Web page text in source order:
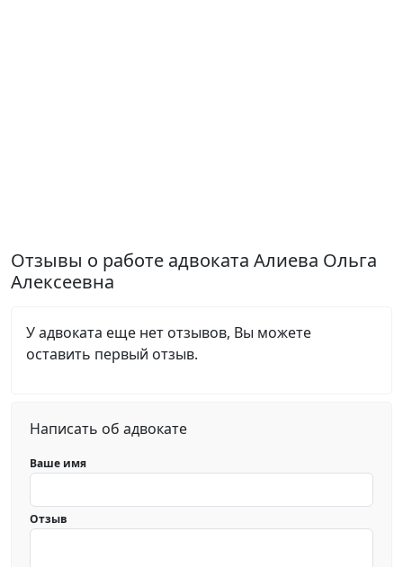
Отзывы о работе адвоката Алиева Ольга
Алексеевна
У адвоката еще нет отзывов, Вы можете
оставить первый отзыв.
Написать об адвокате
Ваше имя
Отзыв